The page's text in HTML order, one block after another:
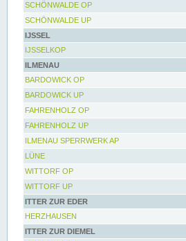
SCHÖNWALDE OP
SCHÖNWALDE UP
IJSSEL
IJSSELKOP
ILMENAU
BARDOWICK OP
BARDOWICK UP
FAHRENHOLZ OP
FAHRENHOLZ UP
ILMENAU SPERRWERK AP
LÜNE
WITTORF OP
WITTORF UP
ITTER ZUR EDER
HERZHAUSEN
ITTER ZUR DIEMEL